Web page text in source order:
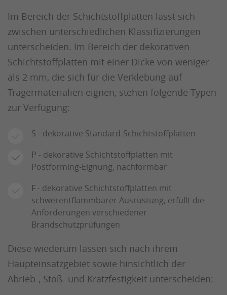
Im Bereich der Schichtstoffplatten lässt sich
zwischen unterschiedlichen Klassifizierungen
unterscheiden. Im Bereich der dekorativen
Schichtstoffplatten mit einer Dicke von weniger
als 2 mm, die sich für die Verklebung auf
Trägermaterialien eignen, stehen folgende Typen
zur Verfügung:
S - dekorative Standard-Schichtstoffplatten
P - dekorative Schichtstoffplatten mit
Postforming-Eignung, nachformbar
F - dekorative Schichtstoffplatten mit
schwerentflammbarer Ausrüstung, erfüllt die
Anforderungen verschiedener
Brandschutzprüfungen
Diese wiederum lassen sich nach ihrem
Haupteinsatzgebiet sowie hinsichtlich der
Abrieb-, Stoß- und Kratzfestigkeit unterscheiden: